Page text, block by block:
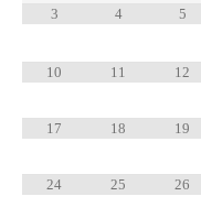
3 4 5
10 11 12
17 18 19
24 25 26